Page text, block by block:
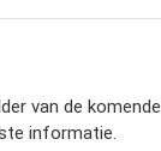
van de
informatie.